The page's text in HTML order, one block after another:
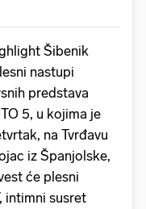
Šibenik
nastupi
predstava
5, u kojima je
na Tvrđavu
iz Španjolske,
će plesni
intimni susret